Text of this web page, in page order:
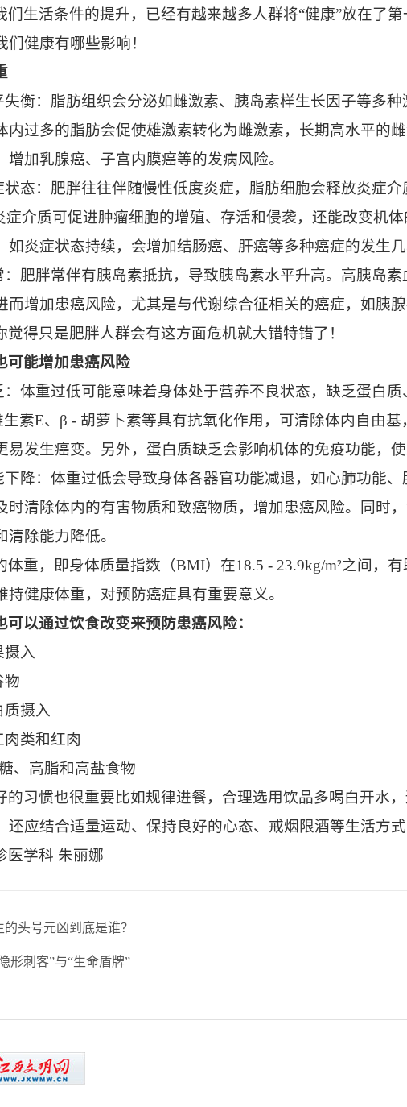
们生活条件的提升，已经有越来越多人群将“健康”放在了
健康有哪些影响！
失衡：脂肪组织会分泌如雌激素、胰岛素样生长因子等多种
内过多的脂肪会促使雄激素转化为雌激素，长期高水平的
增加乳腺癌、子宫内膜癌等的发病风险。
状态：肥胖往往伴随慢性低度炎症，脂肪细胞会释放炎症
症介质可促进肿瘤细胞的增殖、存活和侵袭，还能改变机
如炎症状态持续，会增加结肠癌、肝癌等多种癌症的发生几
：肥胖常伴有胰岛素抵抗，导致胰岛素水平升高。高胰岛
而增加患癌风险，尤其是与代谢综合征相关的癌症，如胰腺
觉得只是肥胖人群会有这方面危机就大错特错了！
可能增加患癌风险
：体重过低可能意味着身体处于营养不良状态，缺乏蛋白质
素E、β - 胡萝卜素等具有抗氧化作用，可清除体内自由
易发生癌变。另外，蛋白质缺乏会影响机体的免疫功能，
下降：体重过低会导致身体各器官功能减退，如心肺功能
时清除体内的有害物质和致癌物质，增加患癌风险。同时
除能力降低。
体重，即身体质量指数（BMI）在18.5 - 23.9kg/m²之间，
持健康体重，对预防癌症具有重要意义。
可以通过饮食改变来预防患癌风险：
摄入
物
质摄入
肉类和红肉
、高脂和高盐食物
的习惯也很重要比如规律进餐，合理选用饮品多喝白开水
还应结合适量运动、保持良好的心态、戒烟限酒等生活方式
医学科 朱丽娜
头号元凶到底是谁？
形刺客”与“生命盾牌”